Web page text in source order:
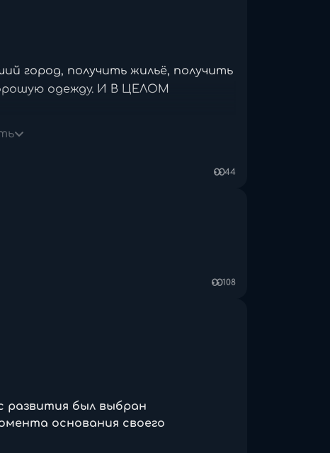
город, получить жильё, получить
одежду. И В ЦЕЛОМ
ГОРОДОВ СЧ!!!**
нас за её впускание поощрают. А
к Mr_Smoil
44
108
развития был выбран
основания своего